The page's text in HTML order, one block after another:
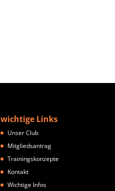
wichtige Links
Unser Club
Mitgliedsantrag
Trainingskonzepte
Kontakt
Wichtige Infos